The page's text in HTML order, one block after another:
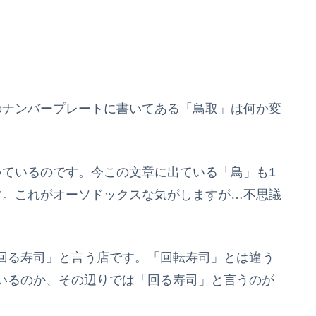
ンバープレートに書いてある「鳥取」は何か変
いるのです。今この文章に出ている「鳥」も1
これがオーソドックスな気がしますが…不思議
寿司」と言う店です。「回転寿司」とは違う
のか、その辺りでは「回る寿司」と言うのが